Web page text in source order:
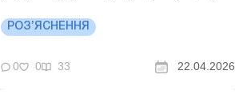
місцезнаходженням суб’єкта
господарювання. Детальніше див. нижче.
Додаток 4ДФ: правила та п...
РОЗ’ЯСНЕННЯ
0 0 33 22.04.2026